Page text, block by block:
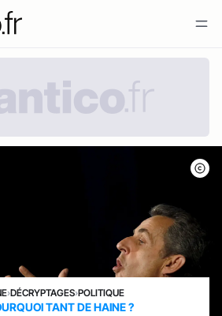
›DÉCRYPTAGES›POLITIQUE
TANT DE HAINE ?